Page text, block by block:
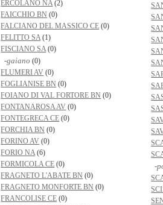
ERCOLANO NA(2)
FAICCHIO BN (0)
FALCIANO DEL MASSICO CE (0)
FELITTO SA(1)
FISCIANO SA(0)
-gaiano (0)
FLUMERI AV (0)
FOGLIANISE BN (0)
FOIANO DI VAL FORTORE BN (0)
FONTANAROSA AV (0)
FONTEGRECA CE (0)
FORCHIA BN (0)
FORINO AV (0)
FORIO NA(6)
FORMICOLA CE (0)
FRAGNETO L'ABATE BN (0)
FRAGNETO MONFORTE BN (0)
FRANCOLISE CE (0)
-